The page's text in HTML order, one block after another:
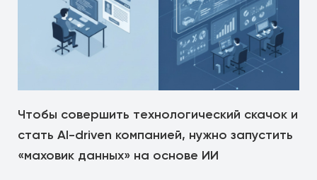
Чтобы совершить технологический скачок и
стать AI-driven компанией, нужно запустить
«маховик данных» на основе ИИ